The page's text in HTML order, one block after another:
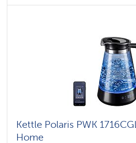
Kettle Polaris PWK
Home